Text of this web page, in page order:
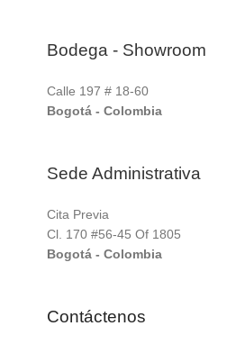
Bodega - Showroom
Calle 197 # 18-60
Bogotá - Colombia
Sede Administrativa
Cita Previa
Cl. 170 #56-45 Of 1805
Bogotá - Colombia
Contáctenos